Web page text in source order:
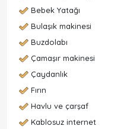
Bebek Yatağı
Bulaşık makinesi
Buzdolabı
Çamaşır makinesi
Çaydanlık
Fırın
Havlu ve çarşaf
Kablosuz internet